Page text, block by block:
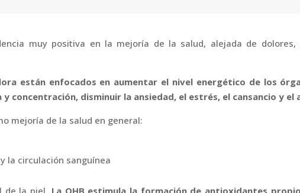
muy positiva en la mejoría de la salud, alejada de
están enfocados en aumentar el nivel energético de los
concentración, disminuir la ansiedad, el estrés, el cansancio y
mejoría de la salud en general:
la circulación sanguínea